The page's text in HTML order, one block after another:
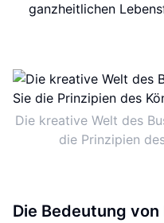
ganzheitlichen
Die kreative Welt des
die Prinzipien
Die Bedeutung